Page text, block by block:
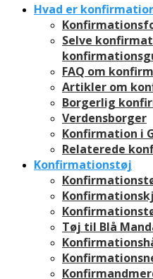
Hvad er
Selve
FAQ om
Artikler om
Borgerlig
Verdensborger
Konfirmation i
Relaterede
Konfirmationstøj
Tøj til Blå